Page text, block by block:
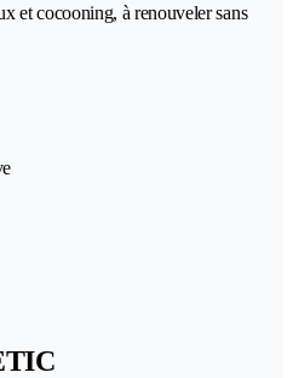
et cocooning, à renouveler sans